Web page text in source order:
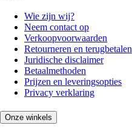
Wie zijn wij?
Neem contact op
Verkoopvoorwaarden
Retourneren en terugbetalen
Juridische disclaimer
Betaalmethoden
Prijzen en leveringsopties
Privacy verklaring
Onze winkels